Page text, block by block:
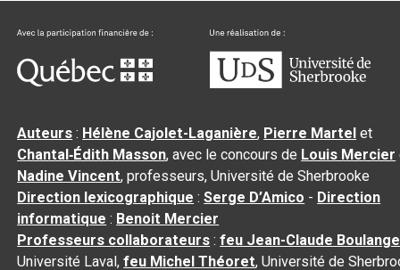
Auteurs : Hélène Cajolet-Laganière, Pierre Martel et
Chantal‑Édith Masson, avec le concours de Louis Mercier
Nadine Vincent, professeurs, Université de Sherbrooke
Direction lexicographique :Serge D’Amico - Direction
informatique : Benoit Mercier
Professeurs collaborateurs :feu Jean-Claude
Université Laval,feu Michel Théoret, Université de